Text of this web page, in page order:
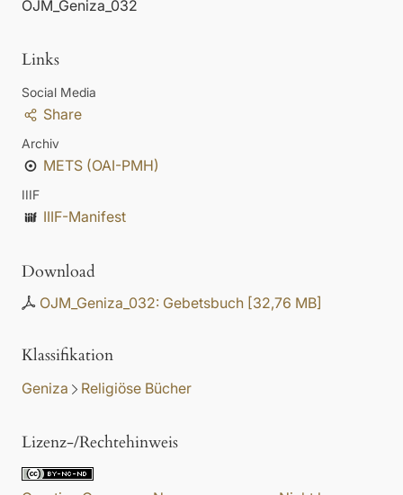
OJM_Geniza_032
Links
Social Media
Share
Archiv
METS (OAI-PMH)
IIIF
IIIF-Manifest
Download
OJM_Geniza_032: Gebetsbuch [32,76 MB]
Klassifikation
Geniza Religiöse Bücher
Lizenz-/Rechtehinweis